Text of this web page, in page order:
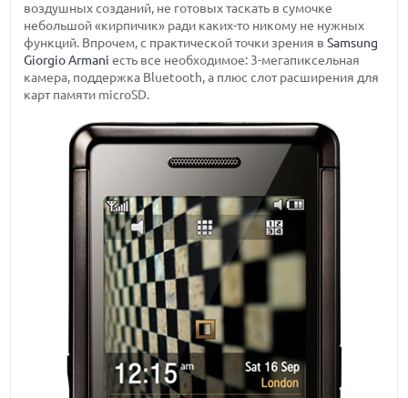
воздушных созданий, не готовых таскать в сумочке
небольшой «кирпичик» ради каких-то никому не нужных
функций. Впрочем, с практической точки зрения вSamsung
Giorgio Armani есть все необходимое: 3-мегапиксельная
камера, поддержка Bluetooth, а плюс слот расширения для
карт памяти microSD.